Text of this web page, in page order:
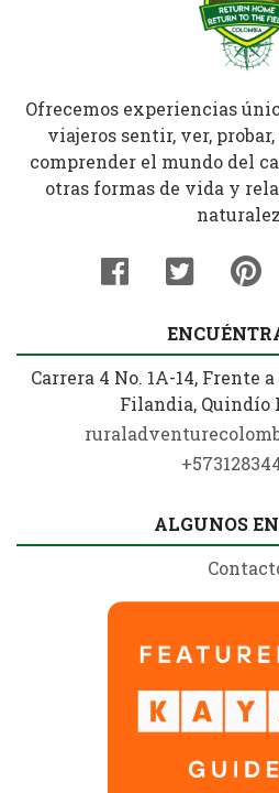
Ofrecemos experiencias
viajeros sentir, ver,
comprender el mundo del
otras formas de vida y
Carrera 4 No. 1A-14, Frente
Filandia, Quindío
ALGUNOS